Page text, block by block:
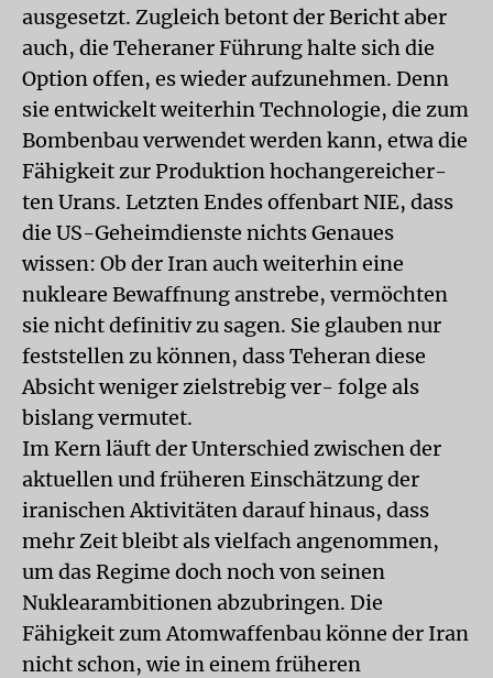
ausgesetzt. Zugleich betont der Bericht aber
auch, die Teheraner Führung halte sich die
Option offen, es wieder aufzunehmen. Denn
sie entwickelt weiterhin Technologie, die zum
Bombenbau verwendet werden kann, etwa die
Fähigkeit zur Produktion hochangereicher-
ten Urans. Letzten Endes offenbart NIE, dass
die US-Geheimdienste nichts Genaues
wissen: Ob der Iran auch weiterhin eine
nukleare Bewaffnung anstrebe, vermöchten
sie nicht definitiv zu sagen. Sie glauben nur
feststellen zu können, dass Teheran diese
Absicht weniger zielstrebig ver- folge als
bislang vermutet.
Im Kern läuft der Unterschied zwischen der
aktuellen und früheren Einschätzung der
iranischen Aktivitäten darauf hinaus, dass
mehr Zeit bleibt als vielfach angenommen,
um das Regime doch noch von seinen
Nuklearambitionen abzubringen. Die
Fähigkeit zum Atomwaffenbau könne der Iran
nicht schon, wie in einem früheren